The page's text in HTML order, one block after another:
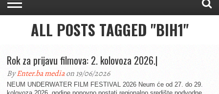
ALL POSTS TAGGED "BIH1"
Rok za prijavu filmova: 2. kolovoza 2026.|
ByEnter.ba mediaon 19/06/2026
NEUM UNDERWATER FILM FESTIVAL 2026 Neum će od 27. do 29.